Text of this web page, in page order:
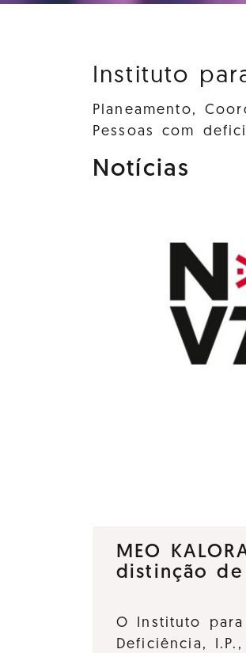
Instituto
Planeamento,
Pessoas com
Notícias
MEO
distinção de
O Instituto
Deficiência,